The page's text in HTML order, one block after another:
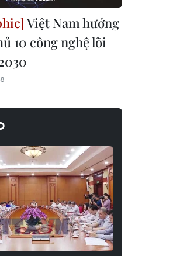
Việt Nam hướng
10 công nghệ lõi